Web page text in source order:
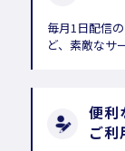
毎月1日配信
ど、素敵なサ
便利
ご利